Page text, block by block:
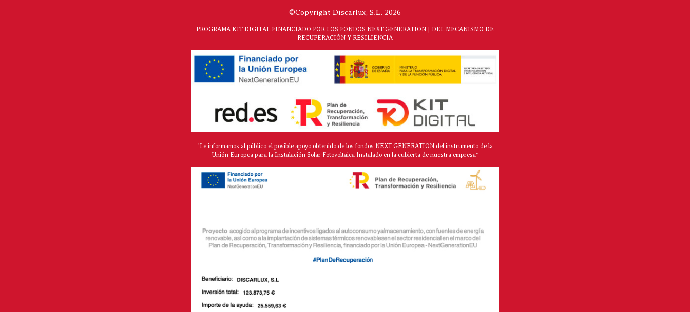
©Copyright Discarlux, S.L. 2026
PROGRAMA KIT DIGITAL FINANCIADO POR LOS FONDOS NEXT GENERATION | DEL MECANISMO DE
RECUPERACIÓN Y RESILIENCIA
"Le informamos al público el posible apoyo obtenido de los fondos NEXT GENERATION del instrumento de la
Unión Europea para la Instalación Solar Fotovoltaica Instalado en la cubierta de nuestra empresa*